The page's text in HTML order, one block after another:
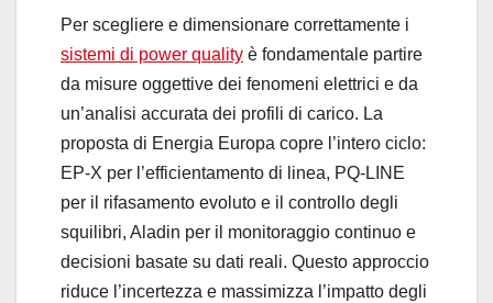
Per scegliere e dimensionare correttamente i
sistemi di power quality è fondamentale partire
da misure oggettive dei fenomeni elettrici e da
un’analisi accurata dei profili di carico. La
proposta di Energia Europa copre l’intero ciclo:
EP-X per l’efficientamento di linea, PQ-LINE
per il rifasamento evoluto e il controllo degli
squilibri, Aladin per il monitoraggio continuo e
decisioni basate su dati reali. Questo approccio
riduce l’incertezza e massimizza l’impatto degli